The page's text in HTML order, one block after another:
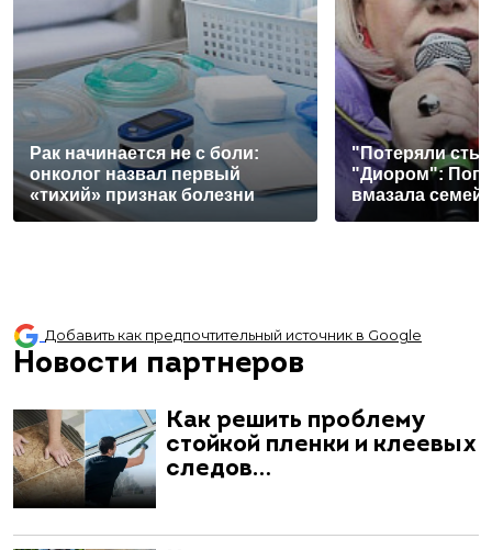
Рак начинается не с боли:
онколог назвал первый
«тихий» признак болезни
"Потеряли
"Диором":
вмазала
Добавить как предпочтительный источник в Google
Новости партнеров
Как решить проблему
стойкой пленки и клеевых
следов…